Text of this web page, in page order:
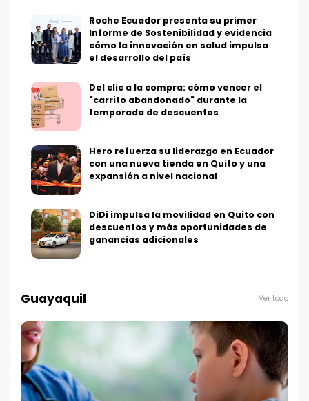
Roche Ecuador presenta su primer
Informe de Sostenibilidad y evidencia
cómo la innovación en salud impulsa
el desarrollo del país
Del clic a la compra: cómo vencer el
"carrito abandonado" durante la
temporada de descuentos
Hero refuerza su liderazgo en Ecuador
con una nueva tienda en Quito y una
expansión a nivel nacional
DiDi impulsa la movilidad en Quito con
descuentos y más oportunidades de
ganancias adicionales
Guayaquil Ver todo